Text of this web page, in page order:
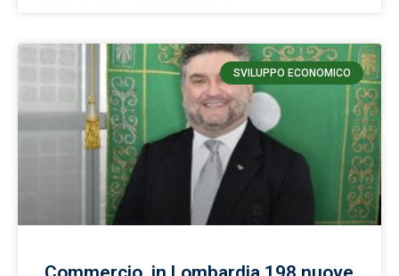
SVILUPPO ECONOMICO